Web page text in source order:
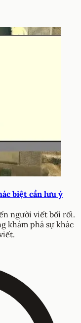
biệt cần lưu ý
người viết bối rối.
khám phá sự khác